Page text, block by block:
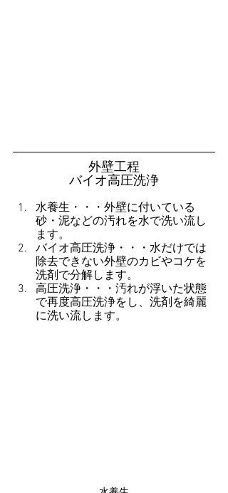
外壁工程
バイオ高圧洗浄
水養生・・・外壁に付いている
砂・泥などの汚れを水で洗い流し
ます。
バイオ高圧洗浄・・・水だけでは
除去できない外壁のカビやコケを
洗剤で分解します。
高圧洗浄・・・汚れが浮いた状態
で再度高圧洗浄をし、洗剤を綺麗
に洗い流します。